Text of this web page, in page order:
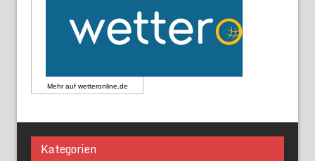
Mehr auf wetteronline.de
Kategorien